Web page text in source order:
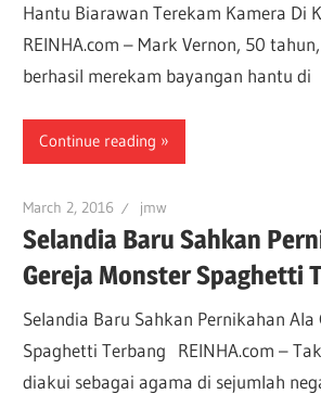
Hantu Biarawan Terekam Kamera Di
REINHA.com – Mark Vernon, 50
berhasil merekam bayangan hantu di
Continue reading
March 2, 2016 jmw
Selandia Baru Sahkan
Gereja Monster Spaghetti
Selandia Baru Sahkan Pernikahan Ala
Spaghetti Terbang REINHA.com –
diakui sebagai agama di sejumlah